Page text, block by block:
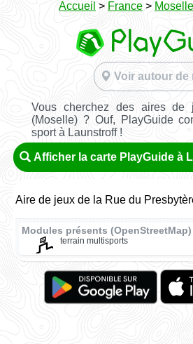
Accueil > France > Moselle
Voir autour de
Vous cherchez des aires de
(Moselle) ? Ouf, PlayGuide
sport à Launstroff !
Afficher la carte PlayGuide à
Aire de jeux de la Rue du
Modules présents (OpenStreetMap)
terrain multisports